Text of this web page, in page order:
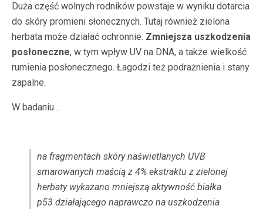
Duża część wolnych rodników powstaje w wyniku dotarcia
do skóry promieni słonecznych. Tutaj również zielona
herbata może działać ochronnie. Zmniejsza uszkodzenia
posłoneczne, w tym wpływ UV na DNA, a także wielkość
rumienia posłonecznego. Łagodzi też podrażnienia i stany
zapalne.
W badaniu…
na fragmentach skóry naświetlanych UVB
smarowanych maścią z 4% ekstraktu z zielonej
herbaty wykazano mniejszą aktywność białka
p53 działającego naprawczo na uszkodzenia